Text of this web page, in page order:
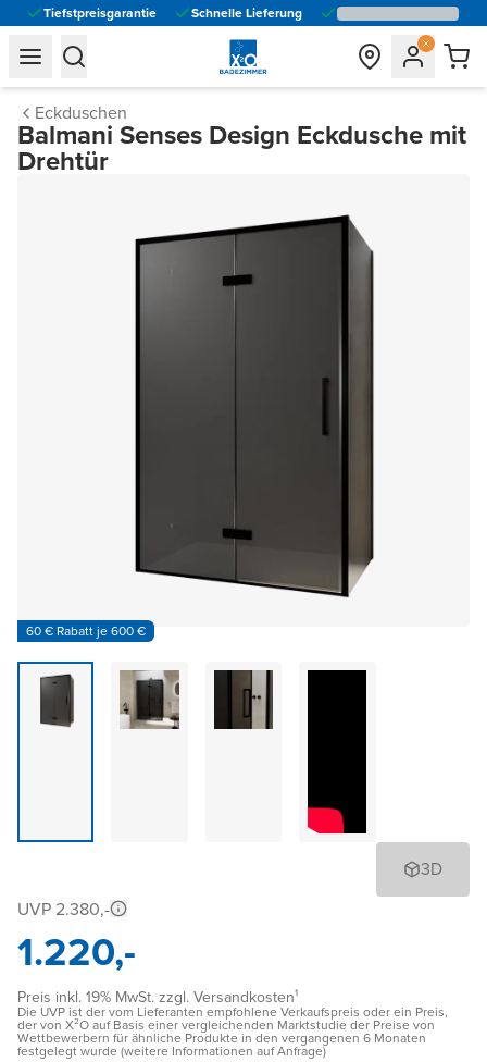
Tiefstpreisgarantie Schnelle Lieferung
general.navigation.toggle_menu.label
general.navigation.toggle_menu.label
Eckduschen
Balmani Senses Design Eckdusche mit
Drehtür
60 € Rabatt je 600 €
3D
UVP 2.380,-
1.220,-
Preis inkl. 19% MwSt. zzgl. Versandkosten¹
Die UVP ist der vom Lieferanten empfohlene Verkaufspreis oder ein Preis,
der von X²O auf Basis einer vergleichenden Marktstudie der Preise von
Wettbewerbern für ähnliche Produkte in den vergangenen 6 Monaten
festgelegt wurde (weitere Informationen auf Anfrage)